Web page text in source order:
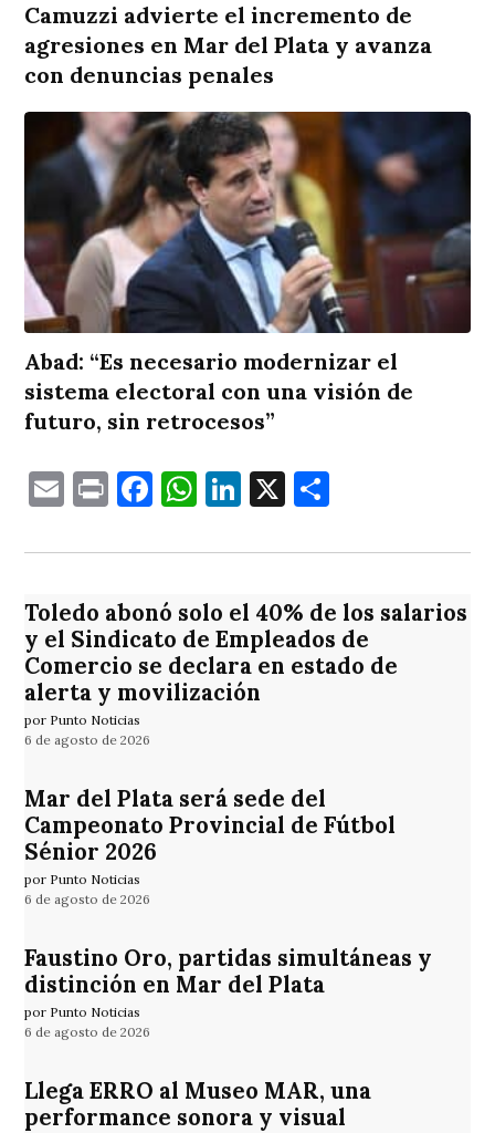
Camuzzi advierte el incremento de
agresiones en Mar del Plata y avanza
con denuncias penales
Abad: “Es necesario modernizar el
sistema electoral con una visión de
futuro, sin retrocesos”
EmailPrintFacebook
WhatsApp
LinkedIn
X
Toledo abonó solo el 40% de los salarios
y el Sindicato de Empleados de
Comercio se declara en estado de
alerta y movilización
por Punto Noticias
6 de agosto de 2026
Mar del Plata será sede del
Campeonato Provincial de Fútbol
Sénior 2026
por Punto Noticias
6 de agosto de 2026
Faustino Oro, partidas simultáneas y
distinción en Mar del Plata
por Punto Noticias
6 de agosto de 2026
Llega ERRO al Museo MAR, una
performance sonora y visual